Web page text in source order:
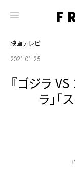
映画テレビ
2021.01.25
『ゴジラ
ラ」「